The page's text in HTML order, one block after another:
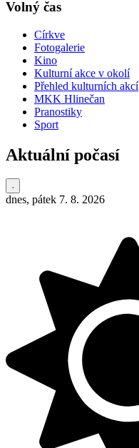
Volný čas
Církve
Fotogalerie
Kino
Kulturní akce v okolí
Přehled kulturních akcí
MKK Hlinečan
Pranostiky
Sport
Aktuální počasí
dnes, pátek 7. 8. 2026